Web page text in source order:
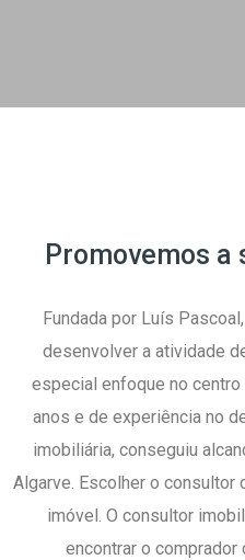
Promovemos
Fundada por Luís
desenvolver a atividade
especial enfoque no
anos e de experiência no
imobiliária, conseguiu
Algarve. Escolher o consultor
imóvel. O consultor
encontrar o comprador